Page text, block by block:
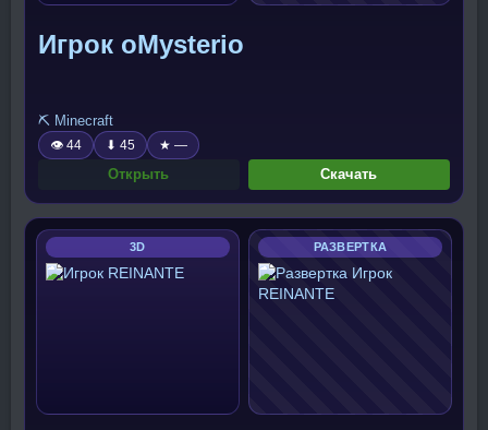
Игрок oMysterio
⛏️ Minecraft
👁 44 ⬇ 45 ★ —
Открыть Скачать
3D РАЗВЕРТКА